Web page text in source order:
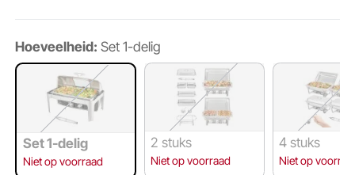
Hoeveelheid: Set 1-delig
Set 1-delig
Niet op voorraad
2 stuks
Niet op voorraad
4 stuks
Niet op